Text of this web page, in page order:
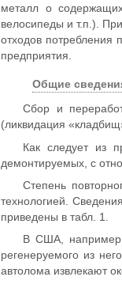
металл о
велосипеды и т.п.).
отходов потребления
предприятия.
Общие
Сбор и
(ликвидация
Как следует из
демонтируемых, с
Степень
технологией.
приведены в табл. 1.
В США, например,
регенеруемого из
автолома извлекают